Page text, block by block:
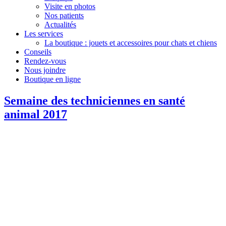
Visite en photos
Nos patients
Actualités
Les services
La boutique : jouets et accessoires pour chats et chiens
Conseils
Rendez-vous
Nous joindre
Boutique en ligne
Semaine des techniciennes en santé
animal 2017